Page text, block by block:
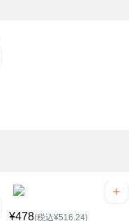
¥478(税込¥516.24)